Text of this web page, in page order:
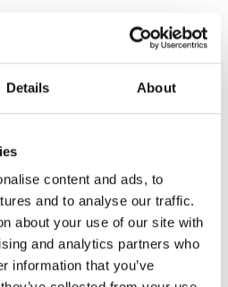
Details About
content and ads, to
and to analyse our traffic.
about your use of our site with
and analytics partners who
information that you’ve
vatten. Skölj väl efteråt och
Hand Cream Energy för att